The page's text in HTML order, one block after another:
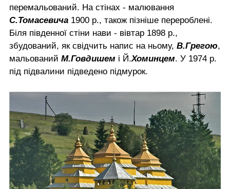
перемальований. На стінах - малювання
С.Томасевича 1900 р., також пізніше перероблені.
Біля південної стіни нави - вівтар 1898 р.,
збудований, як свідчить напис на ньому, В.Грегою,
мальований М.Говдишем і Й.Хоминцем. У 1974 р.
під підвалини підведено підмурок.